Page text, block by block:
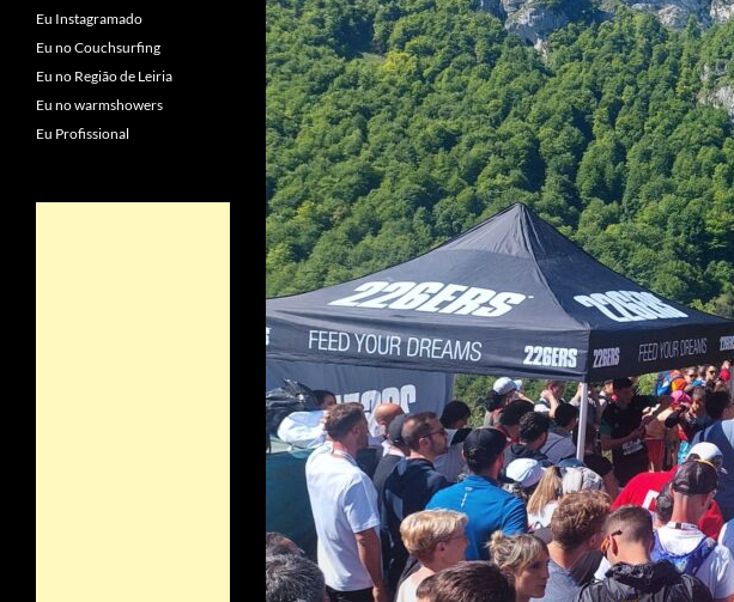
Eu Instagramado
Eu no Couchsurfing
Eu no Região de Leiria
Eu no warmshowers
Eu Profissional